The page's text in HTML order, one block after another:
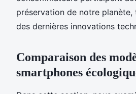
préservation de notre
des dernières innovations
Comparaison des
smartphones